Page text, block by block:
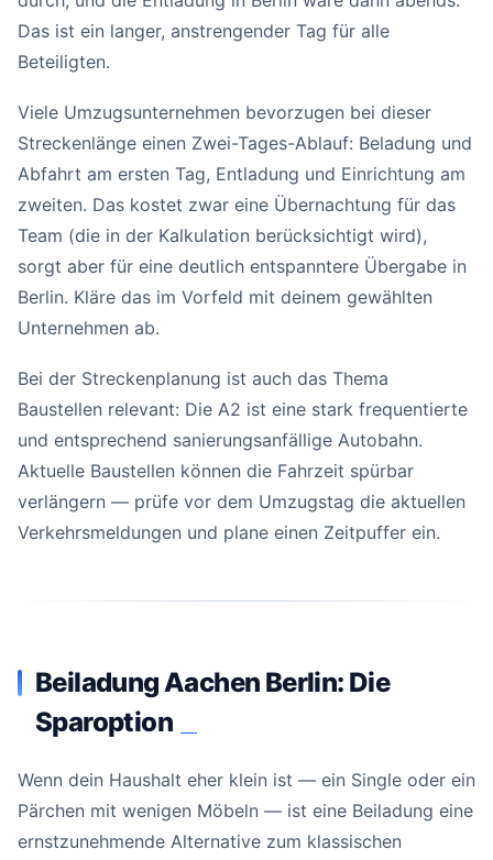
Das ist ein langer, anstrengender Tag für alle
Beteiligten.
Viele Umzugsunternehmen bevorzugen bei dieser
Streckenlänge einen Zwei-Tages-Ablauf: Beladung und
Abfahrt am ersten Tag, Entladung und Einrichtung am
zweiten. Das kostet zwar eine Übernachtung für das
Team (die in der Kalkulation berücksichtigt wird),
sorgt aber für eine deutlich entspanntere Übergabe in
Berlin. Kläre das im Vorfeld mit deinem gewählten
Unternehmen ab.
Bei der Streckenplanung ist auch das Thema
Baustellen relevant: Die A2 ist eine stark frequentierte
und entsprechend sanierungsanfällige Autobahn.
Aktuelle Baustellen können die Fahrzeit spürbar
verlängern — prüfe vor dem Umzugstag die aktuellen
Verkehrsmeldungen und plane einen Zeitpuffer ein.
Beiladung Aachen Berlin: Die
Sparoption
Wenn dein Haushalt eher klein ist — ein Single oder ein
Pärchen mit wenigen Möbeln — ist eine Beiladung eine
ernstzunehmende Alternative zum klassischen